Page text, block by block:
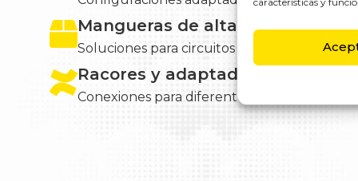
Mangueras de alta y baja
Soluciones para circuitos hidráulicos e
Racores y adaptadores
Conexiones para diferentes medidas y tipos